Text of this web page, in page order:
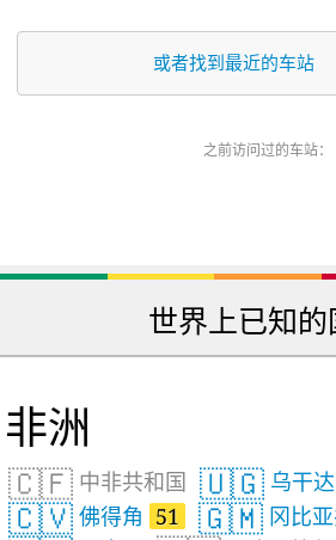
或者找到最近的车站
之前访问过的车站：
世界上已知的
非洲
🇨🇫 中非共和国 🇺🇬 乌干达
🇨🇻 佛得角 51 🇬🇲 冈比